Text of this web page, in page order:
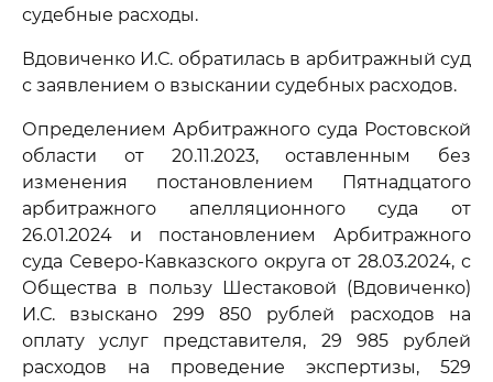
судебные расходы.
Вдовиченко И.С. обратилась в арбитражный суд
с заявлением о взыскании судебных расходов.
Определением Арбитражного суда Ростовской
области от 20.11.2023, оставленным без
изменения постановлением Пятнадцатого
арбитражного апелляционного суда от
26.01.2024 и постановлением Арбитражного
суда Северо-Кавказского округа от 28.03.2024, с
Общества в пользу Шестаковой (Вдовиченко)
И.С. взыскано 299 850 рублей расходов на
оплату услуг представителя, 29 985 рублей
расходов на проведение экспертизы, 529